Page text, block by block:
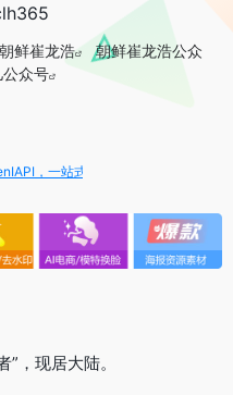
朝鲜崔龙浩
朝鲜崔龙浩公众
众号
，一站式大模型API聚合平台
，现居大陆。